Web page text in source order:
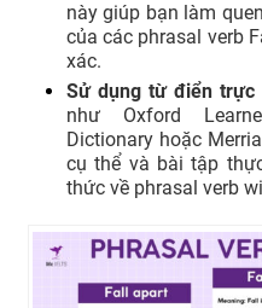
này giúp bạn làm
của các phrasal verb
xác.
Sử dụng từ điển trực
như Oxford
Dictionary hoặc
cụ thể và bài tập
thức về phrasal verb